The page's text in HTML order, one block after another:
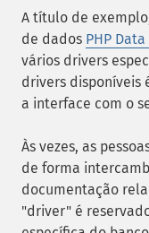
A título de
de dados PHP
vários drivers
drivers disponíveis
a interface com o
Às vezes, as
de forma
documentação
driver
é